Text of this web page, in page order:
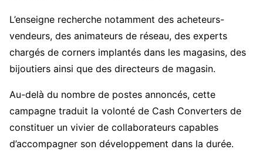
L’enseigne recherche notamment des acheteurs-
vendeurs, des animateurs de réseau, des experts
chargés de corners implantés dans les magasins, des
bijoutiers ainsi que des directeurs de magasin.
Au-delà du nombre de postes annoncés, cette
campagne traduit la volonté de Cash Converters de
constituer un vivier de collaborateurs capables
d’accompagner son développement dans la durée.